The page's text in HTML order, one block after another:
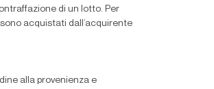
di un lotto. Per
acquistati dall’acquirente
alla provenienza e